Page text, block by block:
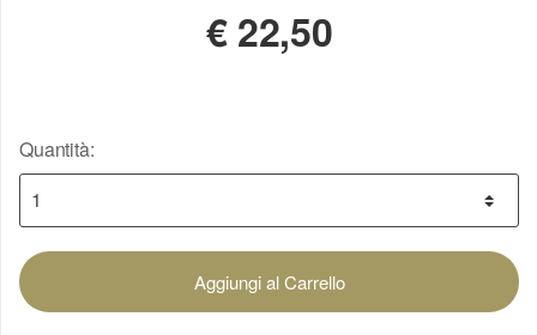
€22,50
Quantità:
Aggiungi al Carrello